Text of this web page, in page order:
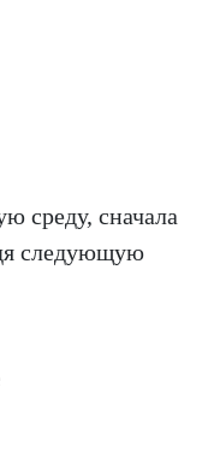
среду, сначала
следующую